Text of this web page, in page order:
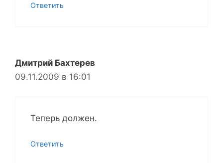
Ответить
Дмитрий Бахтерев
09.11.2009 в 16:01
Теперь должен.
Ответить